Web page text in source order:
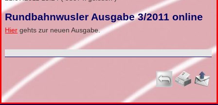
Rundbahnwusler Ausgabe 3/2011 online
Hier gehts zur neuen Ausgabe.